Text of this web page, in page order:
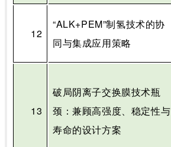
12
“ALK+PEM”制氢技术的协
同与集成应用策略
13
破局阴离子交换膜技术瓶
颈：兼顾高强度、稳定性与
寿命的设计方案